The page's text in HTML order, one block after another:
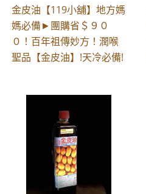
金皮油【119小舖】地方媽
媽必備►團購省＄９０
０！百年祖傳妙方！潤喉
聖品【金皮油】!天冷必備!